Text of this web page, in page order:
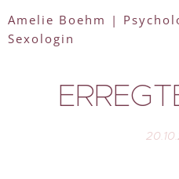
Amelie Boehm |
Sexologin